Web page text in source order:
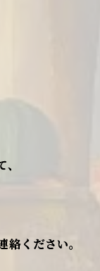
絡ください。